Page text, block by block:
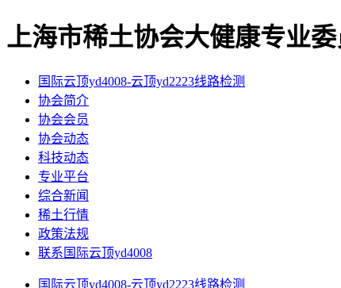
上海市稀土协会大健康专业
国际云顶yd4008-云顶yd2223线路检测
协会简介
协会会员
协会动态
科技动态
专业平台
综合新闻
稀土行情
政策法规
联系国际云顶yd4008
国际云顶yd4008-云顶yd2223线路检测